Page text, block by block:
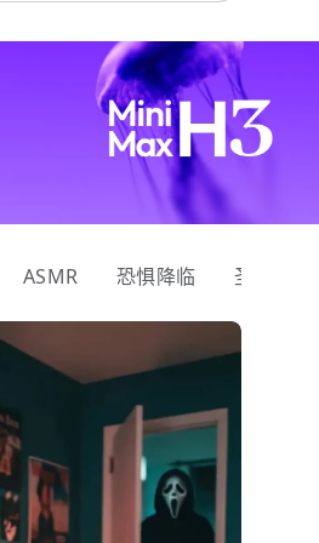
ASMR 恐惧降临 圣诞狂欢